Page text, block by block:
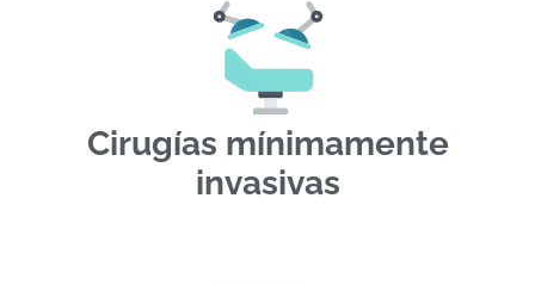
Cirugías mínimamente
invasivas